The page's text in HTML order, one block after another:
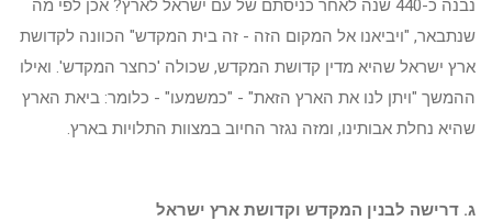
נבנה כ-440 שנה לאחר כניסתם של עם ישראל לארץ? אכן לפי מה
שנתבאר, "ויביאנו אל המקום הזה - זה בית המקדש" הכוונה לקדושת
ארץ ישראל שהיא מדין קדושת המקדש, שכולה 'כחצר המקדש'. ואילו
ההמשך "ויתן לנו את הארץ הזאת" - "כמשמעו" - כלומר: ביאת הארץ
שהיא נחלת אבותינו, ומזה נגזר החיוב במצוות התלויות בארץ.
ג. דרישה לבנין המקדש וקדושת ארץ ישראל